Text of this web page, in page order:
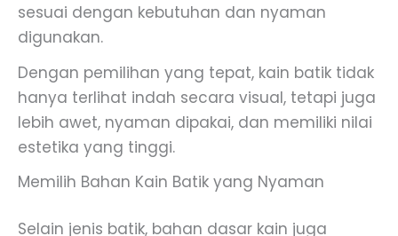
sesuai dengan kebutuhan dan nyaman
digunakan.
Dengan pemilihan yang tepat, kain batik tidak
hanya terlihat indah secara visual, tetapi juga
lebih awet, nyaman dipakai, dan memiliki nilai
estetika yang tinggi.
Memilih Bahan Kain Batik yang Nyaman
Selain jenis batik, bahan dasar kain juga